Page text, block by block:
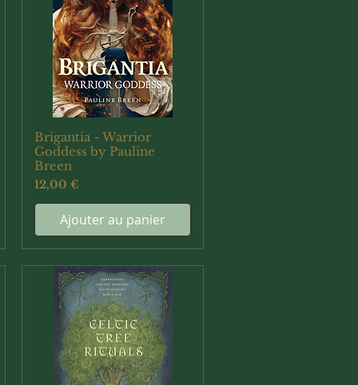
Aperçu rapide
Brigantia ~ Warrior
Goddess by Pauline
Breen
Prix
12,00 €
Ajouter au panier